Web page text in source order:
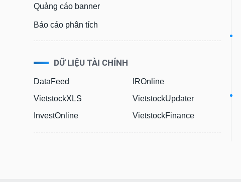
Quảng cáo banner
Báo cáo phân tích
DỮ LIỆU TÀI CHÍNH
DataFeed
VietstockXLS
InvestOnline
IROnline
VietstockUpdater
VietstockFinance
Thuật ngữ(-)
Đào tạo
Sách tài chính
Công cụ đầu tư